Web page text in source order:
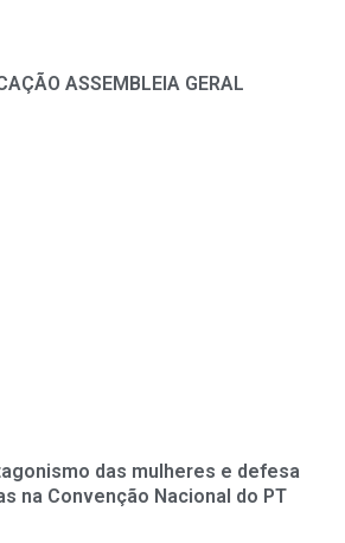
ASSEMBLEIA GERAL
das mulheres e defesa
na Convenção Nacional do PT